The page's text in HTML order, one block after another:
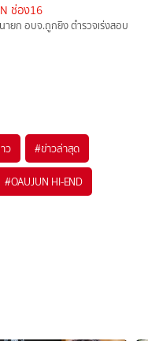
ช่อง16
ยก อบจ.ถูกยิง ตำรวจเร่งสอบ
ว #ข่าวล่าสุด
#OAUJUN HI-END